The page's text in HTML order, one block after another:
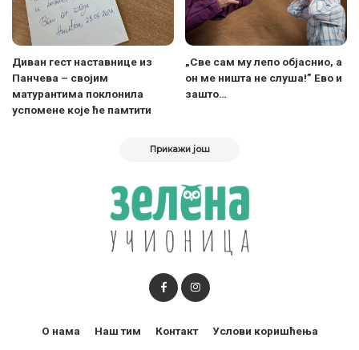
Диван гест наставнице из
Панчева – својим
матурантима поклонила
успомене које ће памтити
„Све сам му лепо објаснио, а
он ме ништа не слуша!” Eво и
зашто…
Прикажи још
О нама Наш тим Контакт Услови коришћења